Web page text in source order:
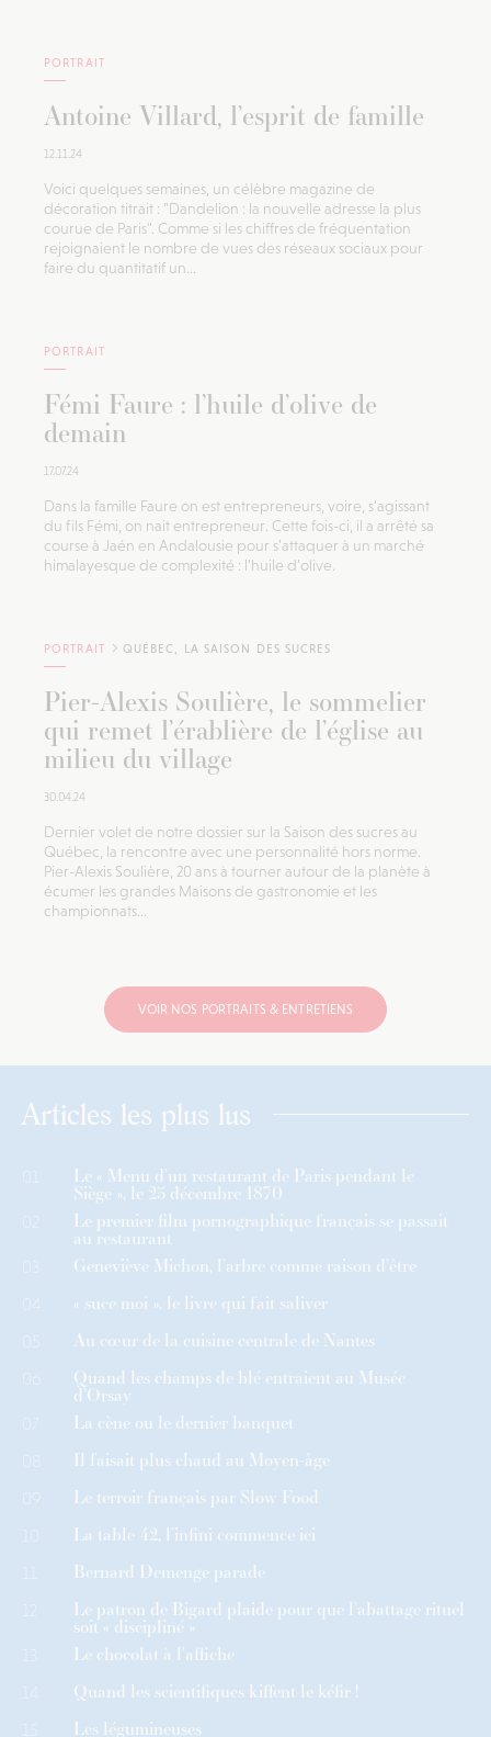
PORTRAIT
Antoine Villard, l’esprit de famille
12.11.24
Voici quelques semaines, un célèbre magazine de
décoration titrait : "Dandelion : la nouvelle adresse la plus
courue de Paris". Comme si les chiffres de fréquentation
rejoignaient le nombre de vues des réseaux sociaux pour
faire du quantitatif un...
PORTRAIT
Fémi Faure : l’huile d’olive de
demain
17.07.24
Dans la famille Faure on est entrepreneurs, voire, s’agissant
du fils Fémi, on nait entrepreneur. Cette fois-ci, il a arrêté sa
course à Jaén en Andalousie pour s’attaquer à un marché
himalayesque de complexité : l’huile d’olive.
PORTRAIT QUÉBEC, LA SAISON DES SUCRES
Pier-Alexis Soulière, le sommelier
qui remet l’érablière de l’église au
milieu du village
30.04.24
Dernier volet de notre dossier sur la Saison des sucres au
Québec, la rencontre avec une personnalité hors norme.
Pier-Alexis Soulière, 20 ans à tourner autour de la planète à
écumer les grandes Maisons de gastronomie et les
championnats...
VOIR NOS PORTRAITS & ENTRETIENS
Articles les plus lus
Le « Menu d’un restaurant de Paris pendant le
Siège », le 25 décembre 1870
Le premier film pornographique français se passait
au restaurant
Geneviève Michon, l’arbre comme raison d’être
« suce moi », le livre qui fait saliver
Au cœur de la cuisine centrale de Nantes
06 Quand les champs de blé entraient au Musée
d’Orsay
La cène ou le dernier banquet
Il faisait plus chaud au Moyen-âge
09 Le terroir français par Slow Food
La table 42, l’infini commence ici
Bernard Demenge parade
Le patron de Bigard plaide pour que l’abattage rituel
soit « discipliné »
Le chocolat à l’affiche
Quand les scientifiques kiffent le kéfir !
Les légumineuses